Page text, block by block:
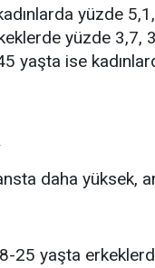
yüzde
yüzde 3,7,
yaşta ise
daha yüksek,
25 yaşta